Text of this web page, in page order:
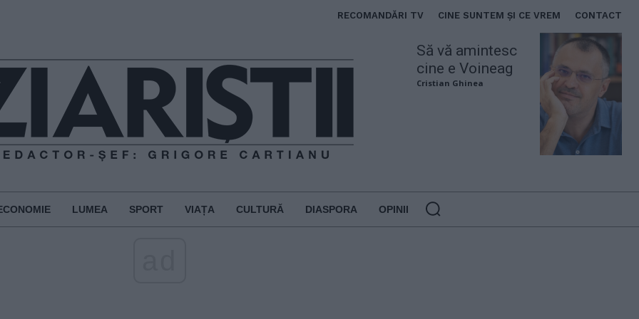
RECOMANDĂRI TV CINE SUNTEM ȘI CE VREM CONTACT
Să vă amintesc
cine e Voineag
Cristian Ghinea
LUMEA SPORT VIAȚA CULTURĂ DIASPORA OPINII